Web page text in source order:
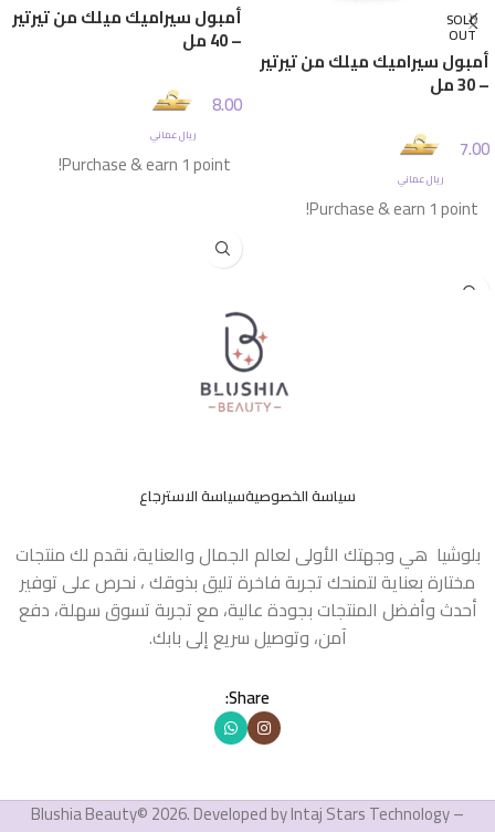
SOLD
OUT
أمبول سيراميك ميلك من تيرتير
– 30 مل
7.00
ريال عماني
Purchase & earn 1 point!
أمبول سيراميك ميلك من تيرتير
– 40 مل
8.00
ريال عماني
Purchase & earn 1 point!
سياسة الخصوصيةسياسة الاسترجاع
بلوشيا هي وجهتك الأولى لعالم الجمال والعناية، نقدم لك منتجات
مختارة بعناية لتمنحك تجربة فاخرة تليق بذوقك ، نحرص على توفير
أحدث وأفضل المنتجات بجودة عالية، مع تجربة تسوق سهلة، دفع
آمن، وتوصيل سريع إلى بابك.
Share:
Blushia Beauty© 2026. Developed by Intaj Stars Technology –